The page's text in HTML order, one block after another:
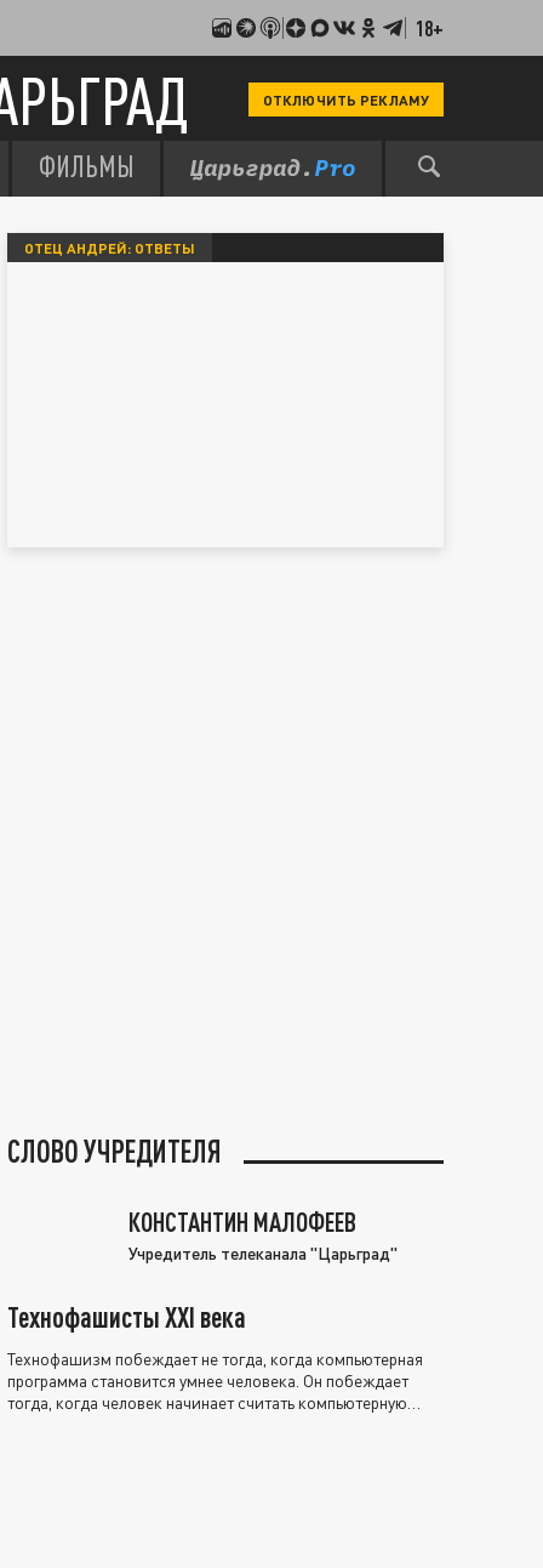
18+
ОТКЛЮЧИТЬ РЕКЛАМУ
ФИЛЬМЫ
ОТЕЦ АНДРЕЙ: ОТВЕТЫ
СЛОВО УЧРЕДИТЕЛЯ
КОНСТАНТИН МАЛОФЕЕВ
Учредитель телеканала "Царьград"
Технофашисты XXI века
Технофашизм побеждает не тогда, когда компьютерная
программа становится умнее человека. Он побеждает
тогда, когда человек начинает считать компьютерную